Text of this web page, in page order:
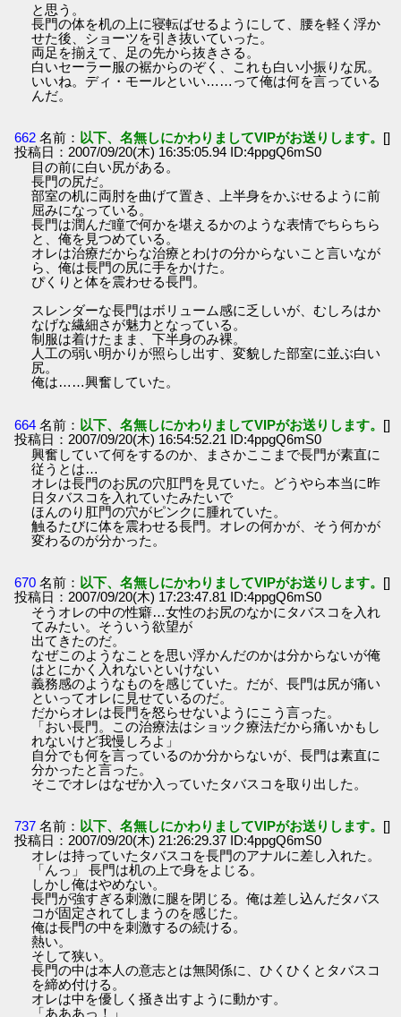
と思う。
長門の体を机の上に寝転ばせるようにして、腰を軽く浮か
せた後、ショーツを引き抜いていった。
両足を揃えて、足の先から抜きさる。
白いセーラー服の裾からのぞく、これも白い小振りな尻。
いいね。ディ・モールといい……って俺は何を言っている
んだ。
662 名前： 以下、名無しにかわりましてVIPがお送りします。 []
投稿日：2007/09/20(木) 16:35:05.94 ID:4ppgQ6mS0
目の前に白い尻がある。
長門の尻だ。
部室の机に両肘を曲げて置き、上半身をかぶせるように前
屈みになっている。
長門は潤んだ瞳で何かを堪えるかのような表情でちらちら
と、俺を見つめている。
オレは治療だからな治療とわけの分からないこと言いなが
ら、俺は長門の尻に手をかけた。
ぴくりと体を震わせる長門。
スレンダーな長門はボリューム感に乏しいが、むしろはか
なげな繊細さが魅力となっている。
制服は着けたまま、下半身のみ裸。
人工の弱い明かりが照らし出す、変貌した部室に並ぶ白い
尻。
俺は……興奮していた。
664 名前： 以下、名無しにかわりましてVIPがお送りします。 []
投稿日：2007/09/20(木) 16:54:52.21 ID:4ppgQ6mS0
興奮していて何をするのか、まさかここまで長門が素直に
従うとは…
オレは長門のお尻の穴肛門を見ていた。どうやら本当に昨
日タバスコを入れていたみたいで
ほんのり肛門の穴がピンクに腫れていた。
触るたびに体を震わせる長門。オレの何かが、そう何かが
変わるのが分かった。
670 名前： 以下、名無しにかわりましてVIPがお送りします。 []
投稿日：2007/09/20(木) 17:23:47.81 ID:4ppgQ6mS0
そうオレの中の性癖…女性のお尻のなかにタバスコを入れ
てみたい。そういう欲望が
出てきたのだ。
なぜこのようなことを思い浮かんだのかは分からないが俺
はとにかく入れないといけない
義務感のようなものを感じていた。だが、長門は尻が痛い
といってオレに見せているのだ。
だからオレは長門を怒らせないようにこう言った。
「おい長門。この治療法はショック療法だから痛いかもし
れないけど我慢しろよ」
自分でも何を言っているのか分からないが、長門は素直に
分かったと言った。
そこでオレはなぜか入っていたタバスコを取り出した。
737 名前： 以下、名無しにかわりましてVIPがお送りします。 []
投稿日：2007/09/20(木) 21:26:29.37 ID:4ppgQ6mS0
オレは持っていたタバスコを長門のアナルに差し入れた。
「んっ」 長門は机の上で身をよじる。
しかし俺はやめない。
長門が強すぎる刺激に腿を閉じる。俺は差し込んだタバス
コが固定されてしまうのを感じた。
俺は長門の中を刺激するの続ける。
熱い。
そして狭い。
長門の中は本人の意志とは無関係に、ひくひくとタバスコ
を締め付ける。
オレは中を優しく掻き出すように動かす。
「あああっ！」